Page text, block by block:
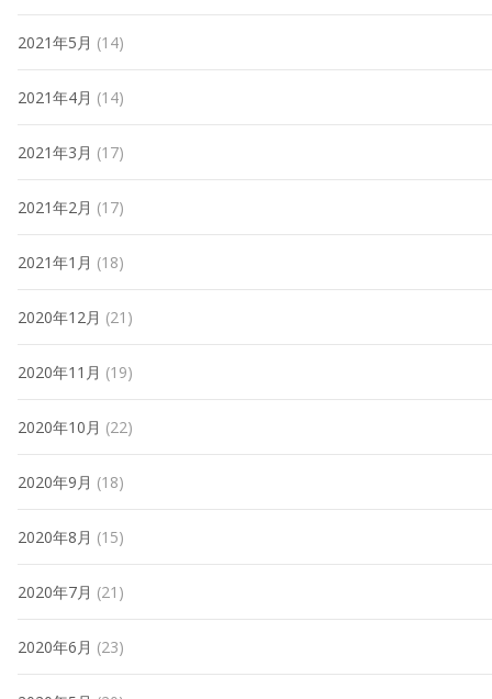
2021年5月 (14)
2021年4月 (14)
2021年3月 (17)
2021年2月 (17)
2021年1月 (18)
2020年12月 (21)
2020年11月 (19)
2020年10月 (22)
2020年9月 (18)
2020年8月 (15)
2020年7月 (21)
2020年6月 (23)